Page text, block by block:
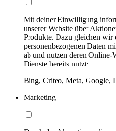
Mit deiner Einwilligung
unserer Website über
Produkte. Dazu gleichen wir
personenbezogenen Daten
ab und nutzen deren Online-
Dienste bereits nutzt:
Bing, Criteo, Meta, Google,
Marketing